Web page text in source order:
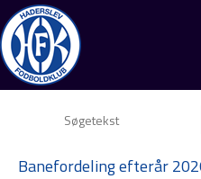
Banefordeling efterår